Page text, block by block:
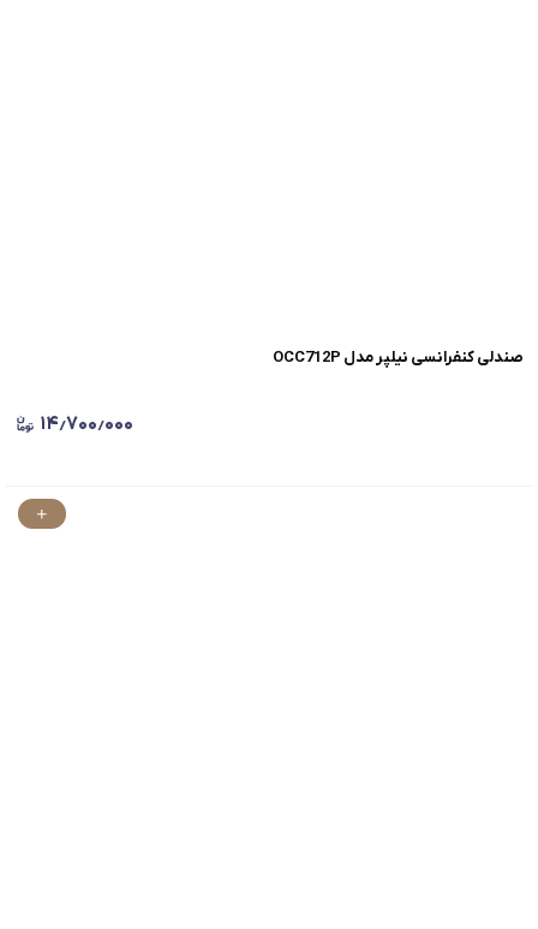
صندلی کنفرانسی نیلپر مدل OCC712P
۱۴٫۷۰۰٫۰۰۰